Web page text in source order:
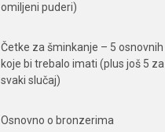
omiljeni puderi)
Četke za šminkanje – 5 osnovnih
koje bi trebalo imati (plus još 5 za
svaki slučaj)
Osnovno o bronzerima